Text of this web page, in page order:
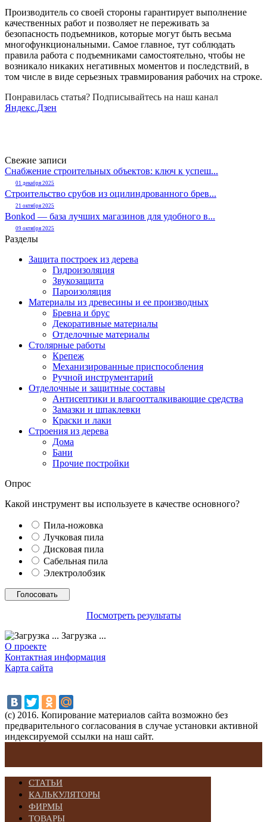
Производитель со своей стороны гарантирует выполнение
качественных работ и позволяет не переживать за
безопасность подъемников, которые могут быть весьма
многофункциональными. Самое главное, тут соблюдать
правила работа с подъемниками самостоятельно, чтобы не
возникало никаких негативных моментов и последствий, в
том числе в виде серьезных травмирования рабочих на строке.
Понравилась статья? Подписывайтесь на наш канал
Яндекс.Дзен
Свежие записи
Снабжение строительных объектов: ключ к успеш...
01 декабря 2025
Строительство срубов из оцилиндрованного брев...
21 октября 2025
Bonkod — база лучших магазинов для удобного в...
09 октября 2025
Разделы
Защита построек из дерева
Гидроизоляция
Звукозащита
Пароизоляция
Материалы из древесины и ее производных
Бревна и брус
Декоративные материалы
Отделочные материалы
Столярные работы
Крепеж
Механизированные приспособления
Ручной инструментарий
Отделочные и защитные составы
Антисептики и влагоотталкивающие средства
Замазки и шпаклевки
Краски и лаки
Строения из дерева
Дома
Бани
Прочие постройки
Опрос
Какой инструмент вы используете в качестве основного?
Пила-ножовка
Лучковая пила
Дисковая пила
Сабельная пила
Электролобзик
Посмотреть результаты
Загрузка ...
О проекте
Контактная информация
Карта сайта
(с) 2016. Копирование материалов сайта возможно без
предварительного согласования в случае установки активной
индексируемой ссылки на наш сайт.
СТАТЬИ
КАЛЬКУЛЯТОРЫ
ФИРМЫ
ТОВАРЫ